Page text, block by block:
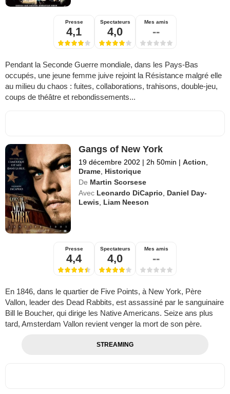
Presse
4,1
Spectateurs
4,0
Mes amis
--
Pendant la Seconde Guerre mondiale, dans les Pays-Bas
occupés, une jeune femme juive rejoint la Résistance malgré elle
au milieu du chaos : fuites, collaborations, trahisons, double-jeu,
coups de théâtre et rebondissements...
Gangs of New York
19 décembre 2002 | 2h 50min | Action
Drame Historique
De Martin Scorsese
Avec Leonardo DiCaprio
Daniel Day-
Lewis
Liam Neeson
Presse
4,4
Spectateurs
4,0
Mes amis
--
En 1846, dans le quartier de Five Points, à New York, Père
Vallon, leader des Dead Rabbits, est assassiné par le sanguinaire
Bill le Boucher, qui dirige les Native Americans. Seize ans plus
tard, Amsterdam Vallon revient venger la mort de son père.
STREAMING